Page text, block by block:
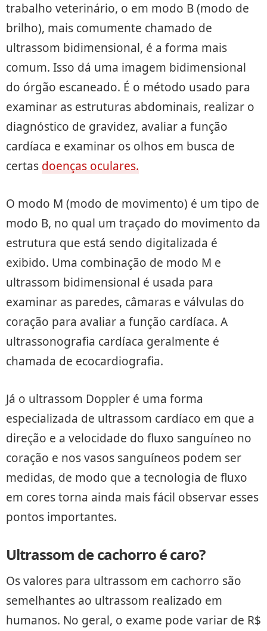
trabalho veterinário, o em modo B (modo de
brilho), mais comumente chamado de
ultrassom bidimensional, é a forma mais
comum. Isso dá uma imagem bidimensional
do órgão escaneado. É o método usado para
examinar as estruturas abdominais, realizar o
diagnóstico de gravidez, avaliar a função
cardíaca e examinar os olhos em busca de
certasdoenças oculares.
O modo M (modo de movimento) é um tipo de
modo B, no qual um traçado do movimento da
estrutura que está sendo digitalizada é
exibido. Uma combinação de modo M e
ultrassom bidimensional é usada para
examinar as paredes, câmaras e válvulas do
coração para avaliar a função cardíaca. A
ultrassonografia cardíaca geralmente é
chamada de ecocardiografia.
Já o ultrassom Doppler é uma forma
especializada de ultrassom cardíaco em que a
direção e a velocidade do fluxo sanguíneo no
coração e nos vasos sanguíneos podem ser
medidas, de modo que a tecnologia de fluxo
em cores torna ainda mais fácil observar esses
pontos importantes.
Ultrassom de cachorro é caro?
Os valores para ultrassom em cachorro são
semelhantes ao ultrassom realizado em
humanos. No geral, o exame pode variar de R$